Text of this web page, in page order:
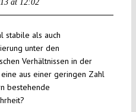
at 12:02
stabile als auch
unter den
Verhältnissen in der
aus einer geringen Zahl
bestehende